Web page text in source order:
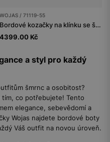
WOJAS / 71119-55
Bordové kozačky na klínku se špičatou špičkou
4399.00 Kč
a styl pro každý
šmrnc a osobitost?
co potřebujete! Tento
elegance, sebevědomí a
Wojas najdete bordové boty
Váš outfit na novou úroveň.